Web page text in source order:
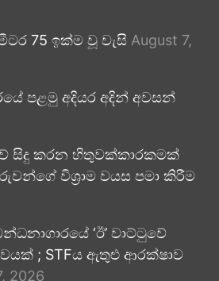
75 ඉක්ම වූ වැසි August 7,
පළමු අදියර අදින් අවසන්
සිදු කරන හිතුවක්කාරකමක්
විශ්‍රාම වයස පමා කිරීම
‘ඊ’ වාට්ටුවේ
; STFය ඇතුළු ආරක්ෂාව
2026